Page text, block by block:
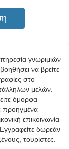
γνωριμιών
να βρείτε
στο
μελών.
όμορφα
προηγμένα
επικοινωνία
δωρεάν
τουρίστες.